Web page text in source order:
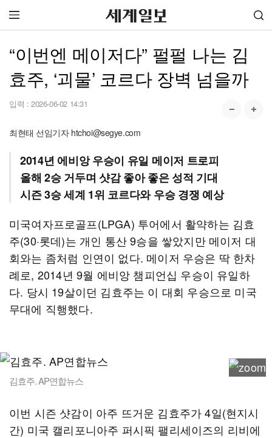
“이번엔 메이저다” 펄펄 나는 김
효주, ‘괴물’ 코르다 장벽 넘을까
입력 : 2026-06-02 14:31
최현태 선임기자 htchoi@segye.com
2014년 에비앙 우승이 유일 메이저 트로피
올해 2승 거두며 샷감 좋아 좋은 성적 기대
시즌 3승 세계 1위 코르다와 우승 경쟁 예상
미국여자프로골프(LPGA) 투어에서 활약하는 김효
주(30·롯데)는 개인 통산 9승을 쌓았지만 메이저 대
회와는 좀처럼 인연이 없다. 메이저 우승은 딱 한차
례로, 2014년 9월 에비앙 챔피언십 우승이 유일하
다. 당시 19살이던 김효주는 이 대회 우승으로 미국
무대에 직행했다.
김효주. AP연합뉴스
이번 시즌 샷감이 아주 뜨거운 김효주가 4일(현지시
간) 미국 캘리포니아주 퍼시픽 팰리세이즈의 리비에